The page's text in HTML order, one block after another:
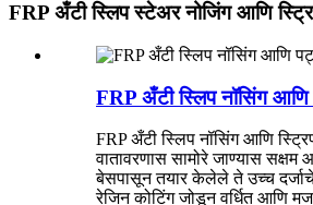
FRP अँटी स्लिप स्टेअर नोजिंग आणि
FRP अँटी स्लिप नॉसिंग आणि
FRP अँटी स्लिप नॉसिंग आणि
वातावरणास सामोरे जाण्यास
बेसपासून तयार केलेले ते उच्च
रेजिन कोटिंग जोडून वर्धित आणि